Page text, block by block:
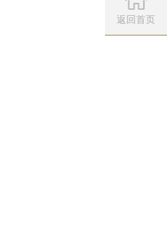
微信公
扫描左侧二
返回首页